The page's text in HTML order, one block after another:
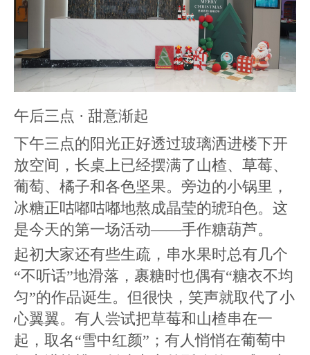
午后三点 · 甜意渐起
下午三点的阳光正好透过玻璃洒进楼下开
放空间，长桌上已经摆满了山楂、草莓、
葡萄、橘子和各色坚果。旁边的小锅里，
冰糖正咕嘟咕嘟地熬成晶莹的琥珀色。这
是今天的第一场活动——手作糖葫芦。
起初大家还有些生疏，串水果时总有几个
“不听话”地滑落，裹糖时也偶有“糖衣不均
匀”的作品诞生。但很快，笑声就取代了小
心翼翼。有人尝试把草莓和山楂串在一
起，取名“雪中红颜”；有人悄悄在葡萄中